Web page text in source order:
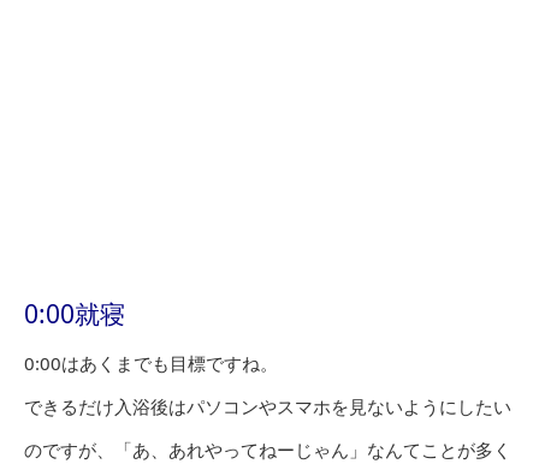
0:00就寝
0:00はあくまでも目標ですね。
できるだけ入浴後はパソコンやスマホを見ないようにしたい
のですが、「あ、あれやってねーじゃん」なんてことが多く